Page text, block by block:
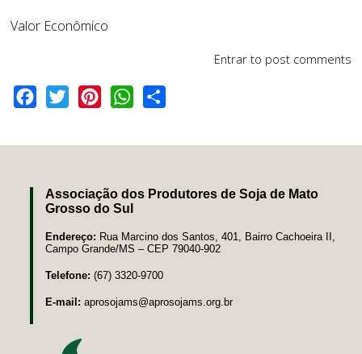
Valor Econômico
Entrar to post comments
Facebook
Twitter PinterestWhatsApp
Associação dos Produtores de Soja de Mato
Grosso do Sul
Endereço: Rua Marcino dos Santos, 401, Bairro Cachoeira II,
Campo Grande/MS – CEP 79040-902
Telefone: (67) 3320-9700
E-mail: aprosojams@aprosojams.org.br